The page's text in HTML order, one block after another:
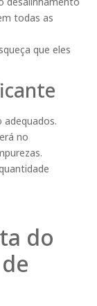
todas as
que eles
adequados.
no
do